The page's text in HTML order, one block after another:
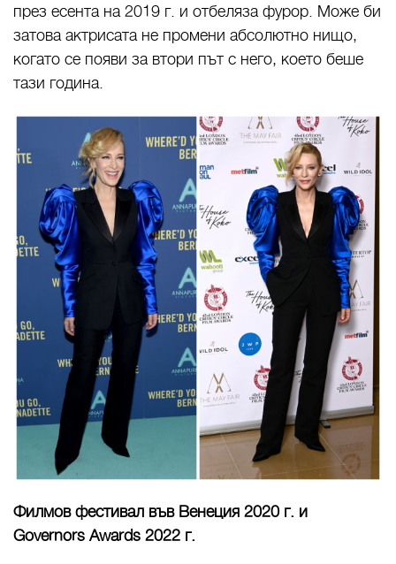
през есента на 2019 г. и отбеляза фурор. Може би
затова актрисата не промени абсолютно нищо,
когато се появи за втори път с него, което беше
тази година.
Филмов фестивал във Венеция 2020 г. и
Governors Awards 2022 г.